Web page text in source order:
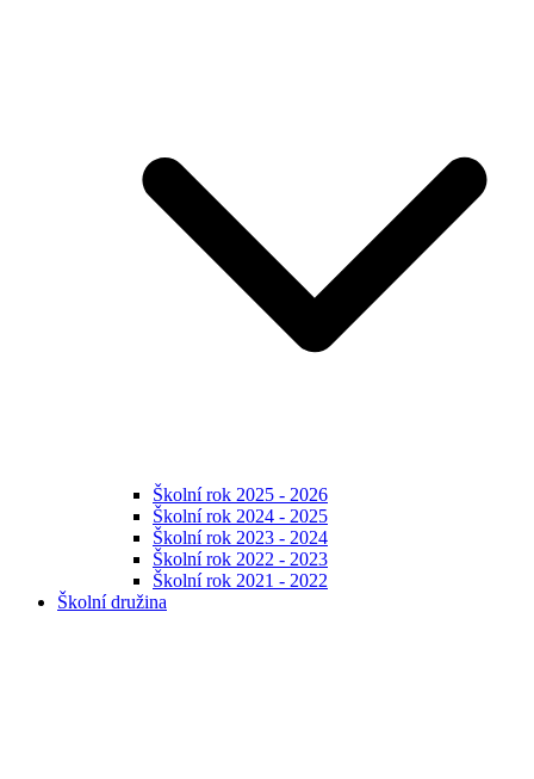
Školní rok 2025 - 2026
Školní rok 2024 - 2025
Školní rok 2023 - 2024
Školní rok 2022 - 2023
Školní rok 2021 - 2022
Školní družina